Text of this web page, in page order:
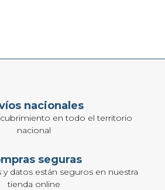
nacionales
en todo el territorio
nacional
seguras
y datos están seguros en nuestra
tienda online